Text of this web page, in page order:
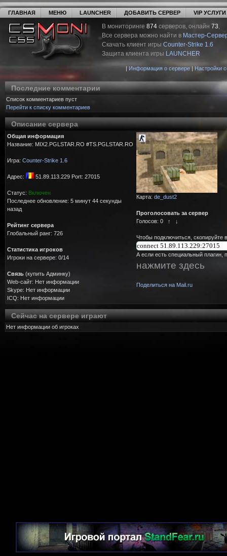
ГЛАВНАЯ МЕНЮ LAUNCHER ДОБАВИТЬ СЕРВЕР VIP УСЛУГИ
В мониторинге 874 серверов, онлайн 73,
Все сервера можно найти в Мастер-
Скачать клиент игры Counter-Strike 1.6
Защита клиента игры LAUNCHER
| Информация о сервере| Настройки
Последние комментарии
Список комментариев пуст
Перейти к списку комментариев
Описание сервера
Общая информация
Название: MIX2.PGLSTAR.RO #TS.PGLSTAR.RO
Игра: Counter-Strike 1.6
Адрес: 51.89.113.229 Port: 27015
Статус: Включен
Последнее обновление: 5 минут 44 секунды
назад
Рейтинг сервера
Глобальный ранг: 726
Статистика игроков
Игроки на сервере: 0/14
Связь (купить Админку)
Web-сайт: Нет информации
Skype: Нет информации
ICQ: Нет информации
Карта: de_dust2
Проголосовать за сервер
Голосов: 0 ↑ ↓
Чтобы подключиться, скопируйте
А если есть специальный плагин,
нажмите здесь
Поделиться на Mail.ru
Сейчас на сервере играют
Нет информации об игроках